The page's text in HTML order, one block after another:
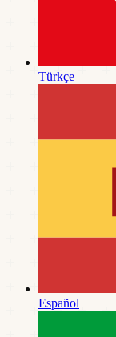
Türkçe
Español